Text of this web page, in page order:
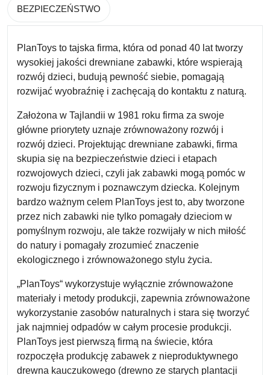
BEZPIECZEŃSTWO
PlanToys to tajska firma, która od ponad 40 lat tworzy
wysokiej jakości drewniane zabawki, które wspierają
rozwój dzieci, budują pewność siebie, pomagają
rozwijać wyobraźnię i zachęcają do kontaktu z naturą.
Założona w Tajlandii w 1981 roku firma za swoje
główne priorytety uznaje zrównoważony rozwój i
rozwój dzieci. Projektując drewniane zabawki, firma
skupia się na bezpieczeństwie dzieci i etapach
rozwojowych dzieci, czyli jak zabawki mogą pomóc w
rozwoju fizycznym i poznawczym dziecka. Kolejnym
bardzo ważnym celem PlanToys jest to, aby tworzone
przez nich zabawki nie tylko pomagały dzieciom w
pomyślnym rozwoju, ale także rozwijały w nich miłość
do natury i pomagały zrozumieć znaczenie
ekologicznego i zrównoważonego stylu życia.
„PlanToys“ wykorzystuje wyłącznie zrównoważone
materiały i metody produkcji, zapewnia zrównoważone
wykorzystanie zasobów naturalnych i stara się tworzyć
jak najmniej odpadów w całym procesie produkcji.
PlanToys jest pierwszą firmą na świecie, która
rozpoczęła produkcję zabawek z nieproduktywnego
drewna kauczukowego (drewno ze starych plantacji